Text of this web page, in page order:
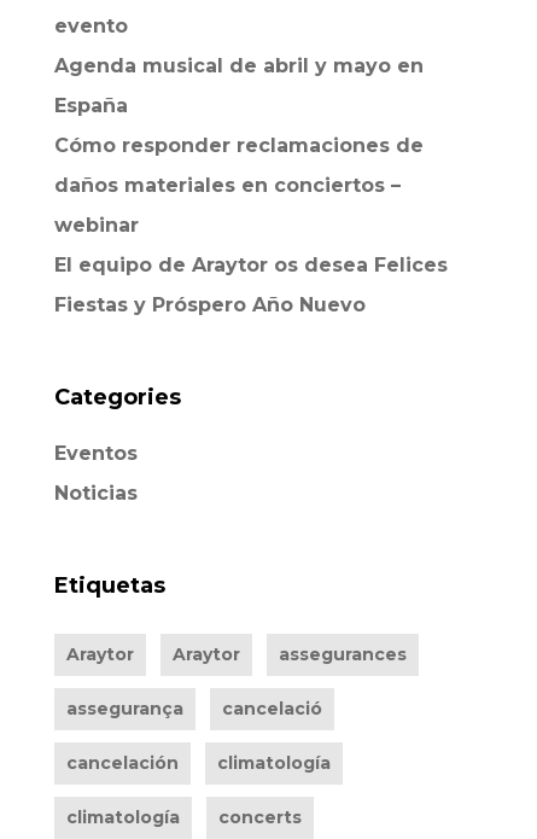
evento
Agenda musical de abril y mayo en
España
Cómo responder reclamaciones de
daños materiales en conciertos –
webinar
El equipo de Araytor os desea Felices
Fiestas y Próspero Año Nuevo
Categories
Eventos
Noticias
Etiquetas
Araytor Araytor assegurances
assegurança cancelació
cancelación climatología
climatología concerts